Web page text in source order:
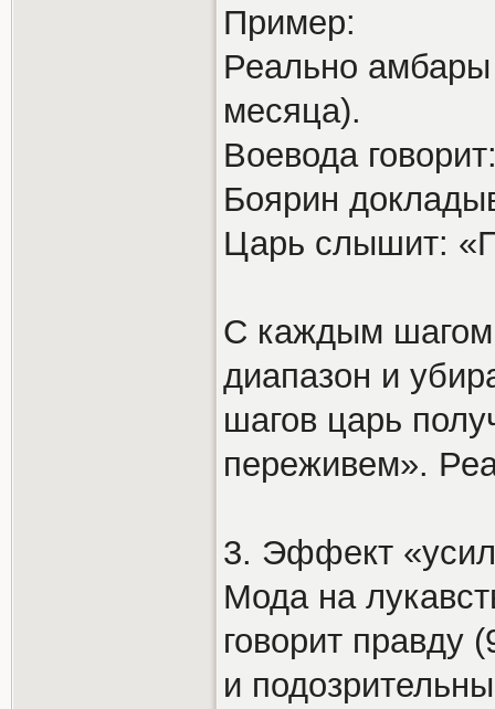
Пример:
Реально амбары
месяца).
Воевода
Боярин
Царь слышит:
С каждым шагом
диапазон и
шагов царь
переживем».
3. Эффект
Мода на
говорит правду
и